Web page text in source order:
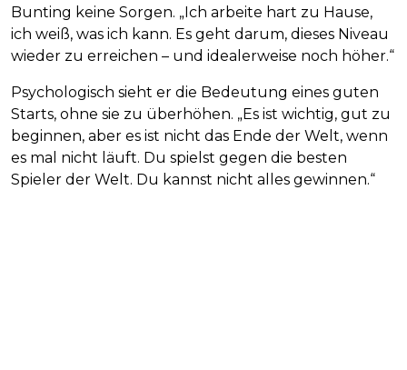
Bunting keine Sorgen. „Ich arbeite hart zu Hause,
ich weiß, was ich kann. Es geht darum, dieses Niveau
wieder zu erreichen – und idealerweise noch höher.“
Psychologisch sieht er die Bedeutung eines guten
Starts, ohne sie zu überhöhen. „Es ist wichtig, gut zu
beginnen, aber es ist nicht das Ende der Welt, wenn
es mal nicht läuft. Du spielst gegen die besten
Spieler der Welt. Du kannst nicht alles gewinnen.“